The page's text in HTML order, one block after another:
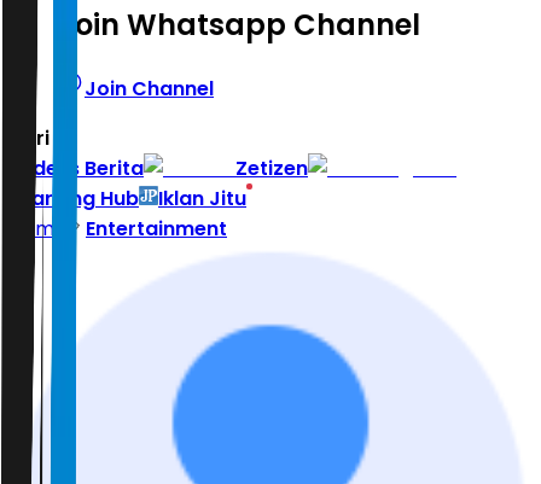
Join Whatsapp Channel
Join Channel
Hari ini
Indeks Berita
Zetizen
Learning Hub
Iklan Jitu
Home
Entertainment